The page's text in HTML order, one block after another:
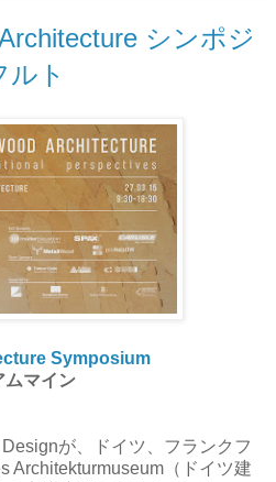
シンポジ
ルト
Symposium
ムマイン
が、ドイツ、フランクフ
Architekturmuseum（ドイツ建